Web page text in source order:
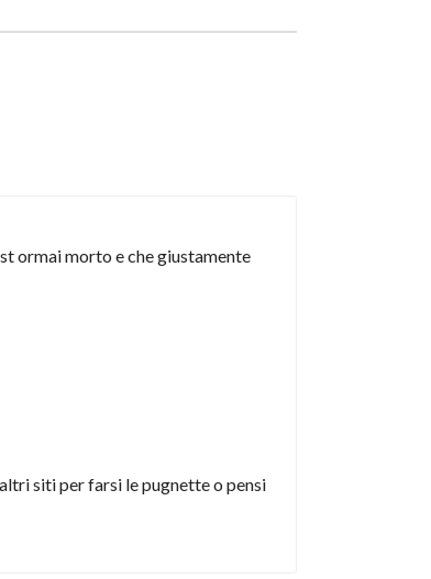
ormai morto e che giustamente
siti per farsi le pugnette o pensi